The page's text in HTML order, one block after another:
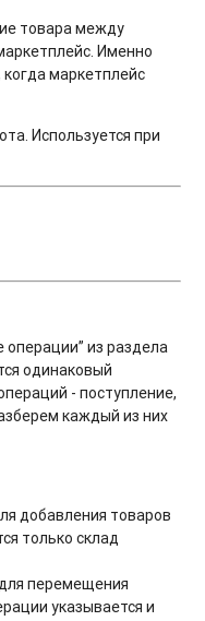
товара между
Именно
когда маркетплейс
Используется при
из раздела
одинаковый
- поступление,
каждый из них
добавления товаров
только склад
перемещения
указывается и